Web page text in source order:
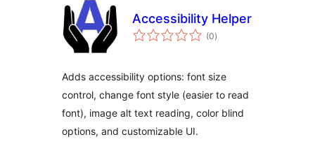
Accessibility Helper
(0कुल
दर)
Adds accessibility options: font size
control, change font style (easier to read
font), image alt text reading, color blind
options, and customizable UI.